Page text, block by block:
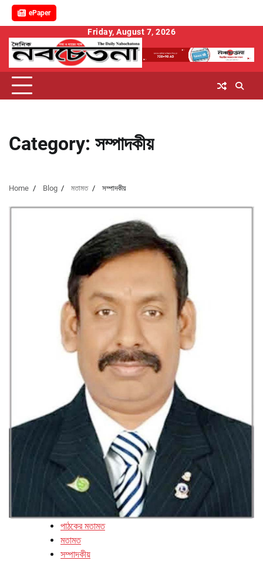
ePaper
content
Friday, August 7, 2026
Category: সম্পাদকীয়
Home Blog মতামত সম্পাদকীয়
পাঠকের মতামত
মতামত
সম্পাদকীয়